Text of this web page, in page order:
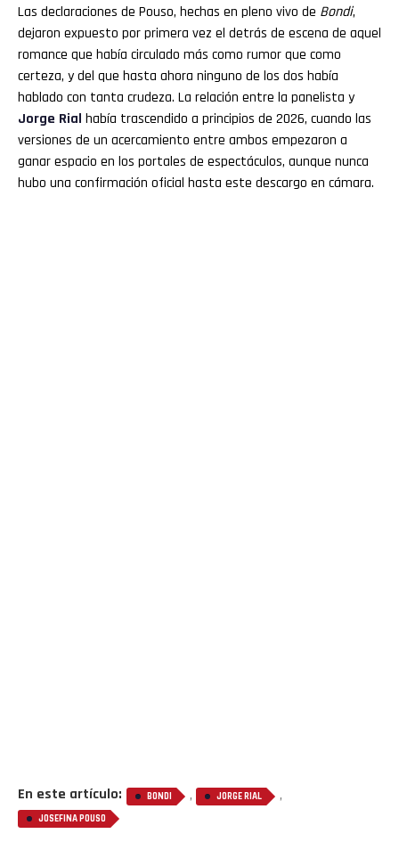
Las declaraciones de Pouso, hechas en pleno vivo de Bondi,
dejaron expuesto por primera vez el detrás de escena de aquel
romance que había circulado más como rumor que como
certeza, y del que hasta ahora ninguno de los dos había
hablado con tanta crudeza. La relación entre la panelista y
Jorge Rial había trascendido a principios de 2026, cuando las
versiones de un acercamiento entre ambos empezaron a
ganar espacio en los portales de espectáculos, aunque nunca
hubo una confirmación oficial hasta este descargo en cámara.
En este artículo: BONDI , JORGE RIAL ,
JOSEFINA POUSO